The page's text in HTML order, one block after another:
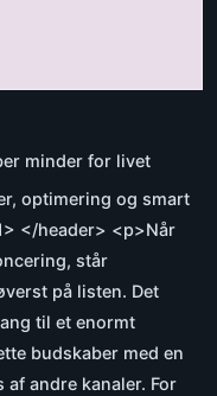
minder for livet
optimering og smart
</header> <p>Når
står
på listen. Det
til et enormt
budskaber med en
andre kanaler. For